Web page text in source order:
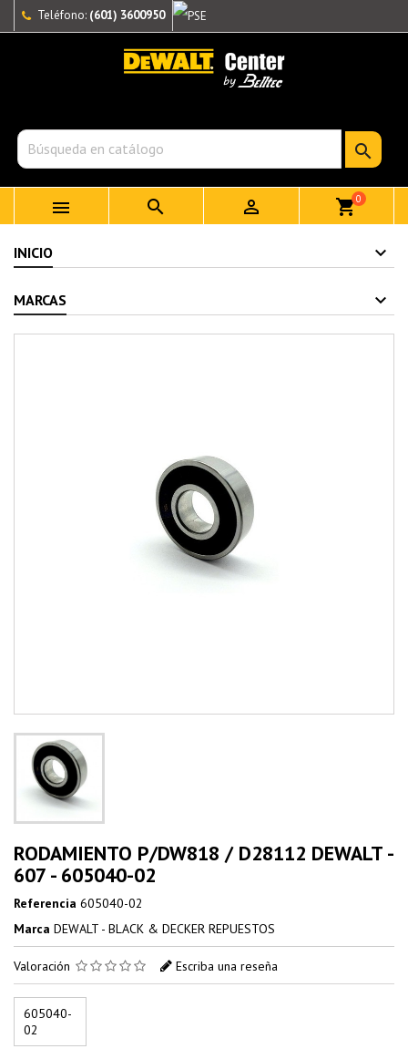
Teléfono: (601) 3600950

   shopping_cart0
INICIO
MARCAS
RODAMIENTO P/DW818 / D28112 DEWALT -
607 - 605040-02
Referencia 605040-02
Marca DEWALT - BLACK & DECKER REPUESTOS
Valoración Escriba una reseña
605040-
02